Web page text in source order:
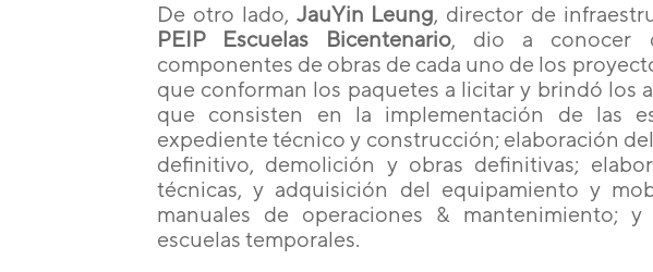
De otro lado, JauYin Leung, director de
PEIP Escuelas Bicentenario, dio a conocer
componentes de obras de cada uno de los
que conforman los paquetes a licitar y brindó los
que consisten en la implementación de las
expediente técnico y construcción; elaboración
definitivo​, demolición y obras definitivas;
técnicas​, y adquisición del equipamiento y
manuales de operaciones & mantenimiento;
escuelas temporales.